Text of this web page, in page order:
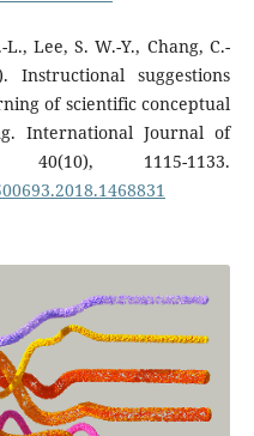
Lee, S. W.-Y., Chang, C.-
Instructional suggestions
of scientific conceptual
International Journal of
40(10), 1115-1133.